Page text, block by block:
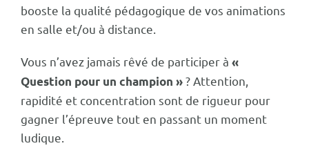
booste la qualité pédagogique de vos animations
en salle et/ou à distance.
Vous n’avez jamais rêvé de participer à «
Question pour un champion »? Attention,
rapidité et concentration sont de rigueur pour
gagner l’épreuve tout en passant un moment
ludique.